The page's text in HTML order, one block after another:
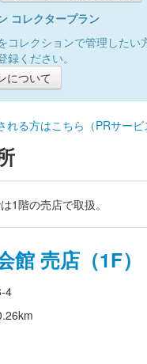
コレクタープラン
コレクションで管理したい
録ください。
について
る方はこちら（PRサービ
1階の売店で取扱。
館 売店（1F）
4